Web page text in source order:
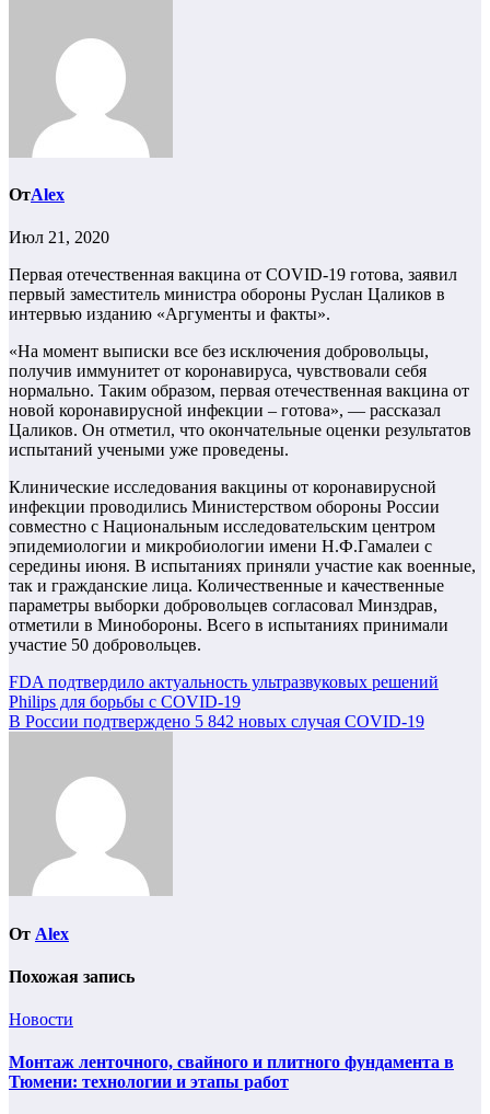
ОтAlex
Июл 21, 2020
Первая отечественная вакцина от COVID-19 готова, заявил
первый заместитель министра обороны Руслан Цаликов в
интервью изданию «Аргументы и факты».
«На момент выписки все без исключения добровольцы,
получив иммунитет от коронавируса, чувствовали себя
нормально. Таким образом, первая отечественная вакцина от
новой коронавирусной инфекции – готова», — рассказал
Цаликов. Он отметил, что окончательные оценки результатов
испытаний учеными уже проведены.
Клинические исследования вакцины от коронавирусной
инфекции проводились Министерством обороны России
совместно с Национальным исследовательским центром
эпидемиологии и микробиологии имени Н.Ф.Гамалеи с
середины июня. В испытаниях приняли участие как военные,
так и гражданские лица. Количественные и качественные
параметры выборки добровольцев согласовал Минздрав,
отметили в Минобороны. Всего в испытаниях принимали
участие 50 добровольцев.
Навигация
по
FDA подтвердило актуальность ультразвуковых решений
Philips для борьбы с COVID-19
В России подтверждено 5 842 новых случая COVID-19
От Alex
Похожая запись
Новости
Монтаж ленточного, свайного и плитного фундамента в
Тюмени: технологии и этапы работ